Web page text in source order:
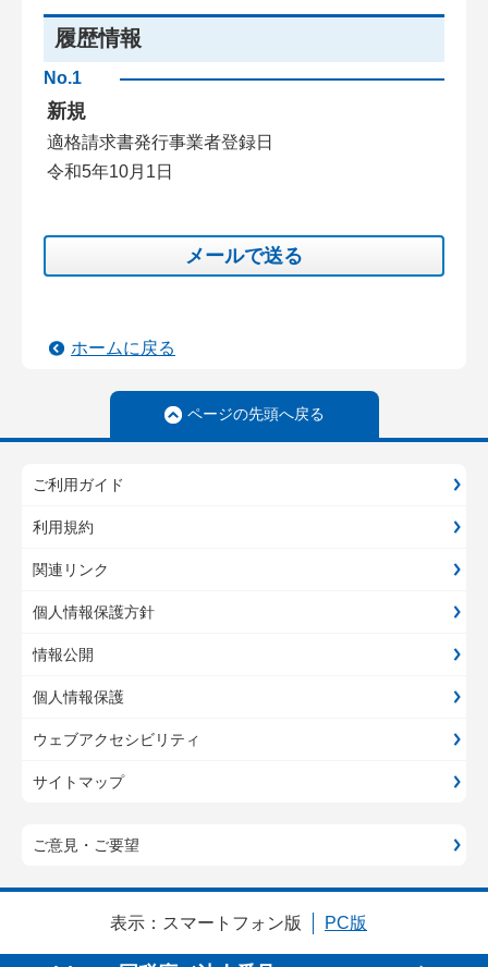
履歴情報
No.1
新規
適格請求書発行事業者登録日
令和5年10月1日
メールで送る
ホームに戻る
ページの先頭へ戻る
ご利用ガイド
利用規約
関連リンク
個人情報保護方針
情報公開
個人情報保護
ウェブアクセシビリティ
サイトマップ
ご意見・ご要望
表示： スマートフォン版 PC版